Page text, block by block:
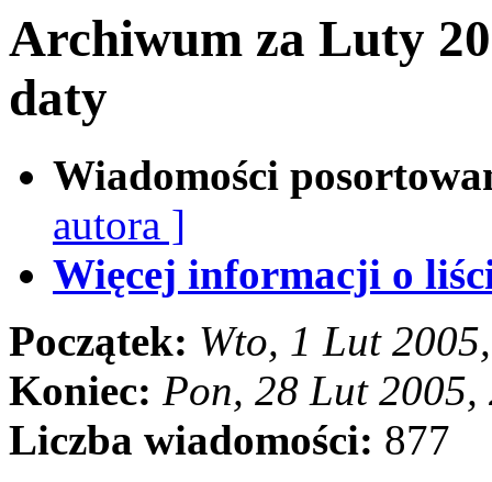
Archiwum za Luty
daty
Wiadomości
autora ]
Więcej informacji o
Początek: Wto, 1 Lut
Koniec: Pon, 28 Lut
Liczba wiadomości: 877